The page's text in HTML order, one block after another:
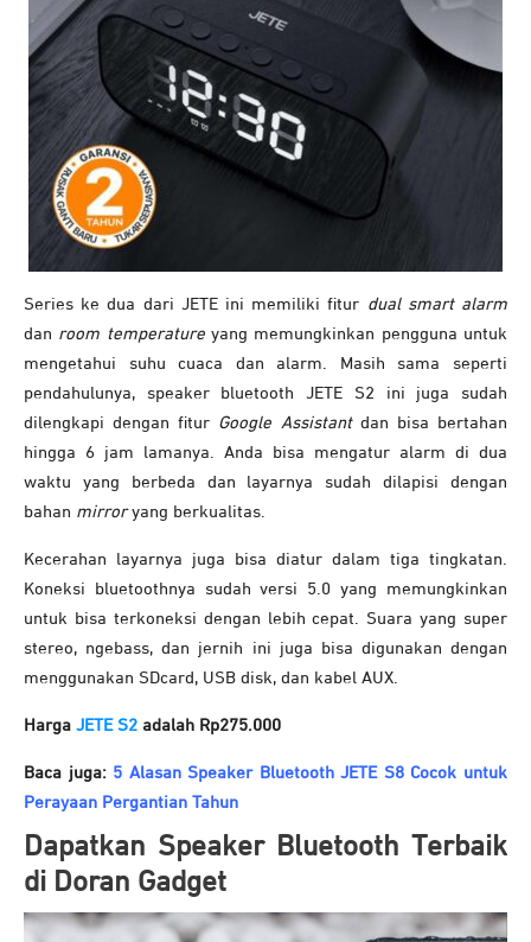
Series ke dua dari JETE ini memiliki fitur dual smart alarm
dan room temperatureyang memungkinkan pengguna untuk
mengetahui suhu cuaca dan alarm. Masih sama seperti
pendahulunya, speaker bluetooth JETE S2 ini juga sudah
dilengkapi dengan fitur Google Assistantdan bisa bertahan
hingga 6 jam lamanya. Anda bisa mengatur alarm di dua
waktu yang berbeda dan layarnya sudah dilapisi dengan
bahan mirroryang berkualitas.
Kecerahan layarnya juga bisa diatur dalam tiga tingkatan.
Koneksi bluetoothnya sudah versi 5.0 yang memungkinkan
untuk bisa terkoneksi dengan lebih cepat. Suara yang super
stereo, ngebass, dan jernih ini juga bisa digunakan dengan
menggunakan SDcard, USB disk, dan kabel AUX.
Harga JETE S2 adalah Rp275.000
Baca juga: 5 Alasan Speaker Bluetooth JETE S8 Cocok untuk
Perayaan Pergantian Tahun
Dapatkan Speaker Bluetooth Terbaik
di Doran Gadget